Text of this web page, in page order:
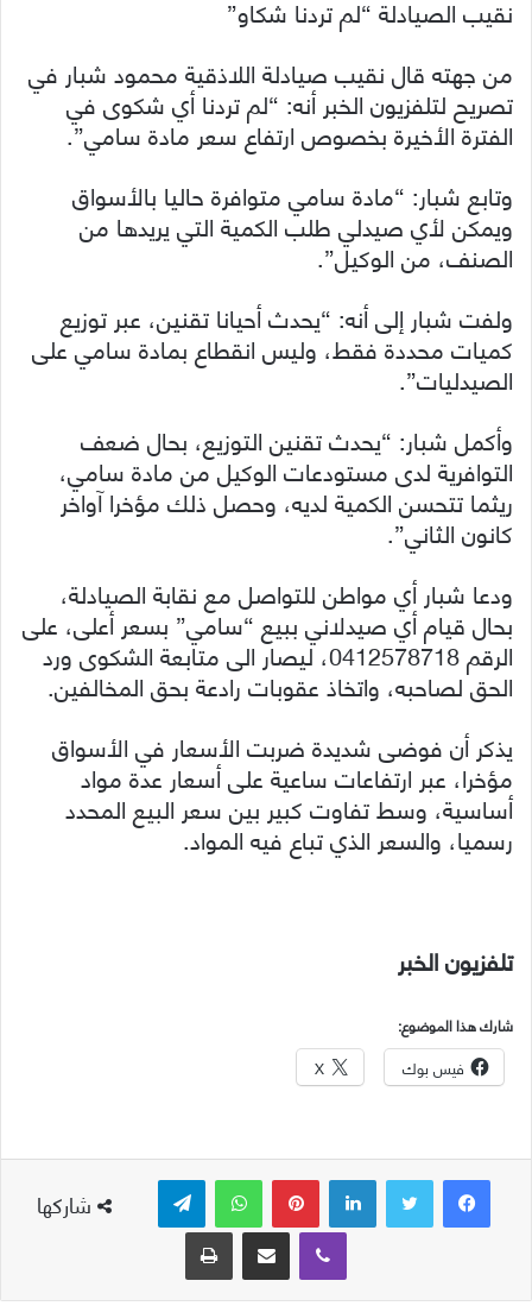
نقيب الصيادلة “لم تردنا شكاو”
من جهته قال نقيب صيادلة اللاذقية محمود شبار في
تصريح لتلفزيون الخبر أنه: “لم تردنا أي شكوى في
الفترة الأخيرة بخصوص ارتفاع سعر مادة سامي”.
وتابع شبار: “مادة سامي متوافرة حاليا بالأسواق
ويمكن لأي صيدلي طلب الكمية التي يريدها من
الصنف، من الوكيل”.
ولفت شبار إلى أنه: “يحدث أحيانا تقنين، عبر توزيع
كميات محددة فقط، وليس انقطاع بمادة سامي على
الصيدليات”.
وأكمل شبار: “يحدث تقنين التوزيع، بحال ضعف
التوافرية لدى مستودعات الوكيل من مادة سامي،
ريثما تتحسن الكمية لديه، وحصل ذلك مؤخرا آواخر
كانون الثاني”.
ودعا شبار أي مواطن للتواصل مع نقابة الصيادلة،
بحال قيام أي صيدلاني ببيع “سامي” بسعر أعلى، على
الرقم 0412578718، ليصار الى متابعة الشكوى ورد
الحق لصاحبه، واتخاذ عقوبات رادعة بحق المخالفين.
يذكر أن فوضى شديدة ضربت الأسعار في الأسواق
مؤخرا، عبر ارتفاعات ساعية على أسعار عدة مواد
أساسية، وسط تفاوت كبير بين سعر البيع المحدد
رسميا، والسعر الذي تباع فيه المواد.
تلفزيون الخبر
شارك هذا الموضوع:
فيس بوك X
شاركها
لينكدإن بينتيريست واتساب
ڤايبر
مشاركة عبر البريد طباعة